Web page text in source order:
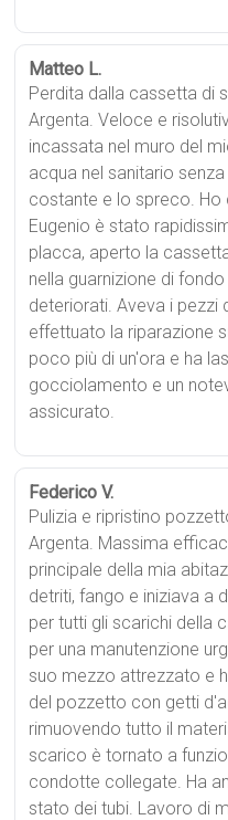
Matteo L.
Perdita dalla cassetta di
Argenta. Veloce e
incassata nel muro del
acqua nel sanitario
costante e lo spreco. Ho
Eugenio è stato
placca, aperto la
nella guarnizione di
deteriorati. Aveva i pezzi
effettuato la riparazione
poco più di un'ora e ha
gocciolamento e un
assicurato.
Federico V.
Pulizia e ripristino
Argenta. Massima
principale della mia
detriti, fango e iniziava a
per tutti gli scarichi della
per una manutenzione
suo mezzo attrezzato e
del pozzetto con getti
rimuovendo tutto il
scarico è tornato a
condotte collegate. Ha
stato dei tubi. Lavoro di